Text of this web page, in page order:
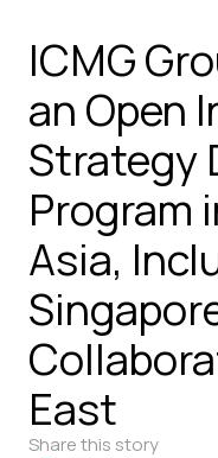
Stories of ICMG
ICMG
an Open
Strategy
Program
Asia,
East
Share this story